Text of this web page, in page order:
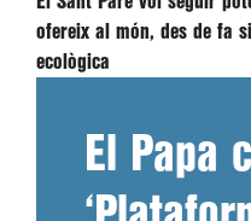
ofereix al món, des de fa
ecològica
El Papa